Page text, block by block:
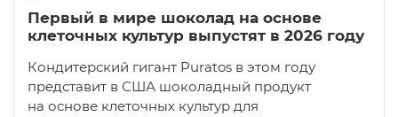
Первый в мире шоколад на основе
клеточных культур выпустят в 2026 году
Кондитерский гигант Puratos в этом году
представит в США шоколадный продукт
на основе клеточных культур для